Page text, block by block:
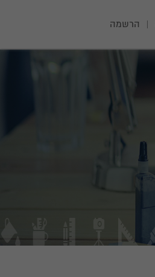
הרשמה |